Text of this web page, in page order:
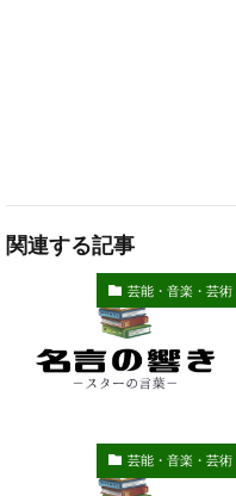
関連する記事
芸能・音楽・芸術
芸能・音楽・芸術